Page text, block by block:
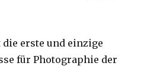
erste und einzige
für Photographie der